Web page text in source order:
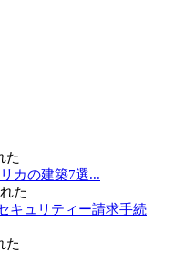
た
カの建築7選...
た
キュリティー請求手続
た